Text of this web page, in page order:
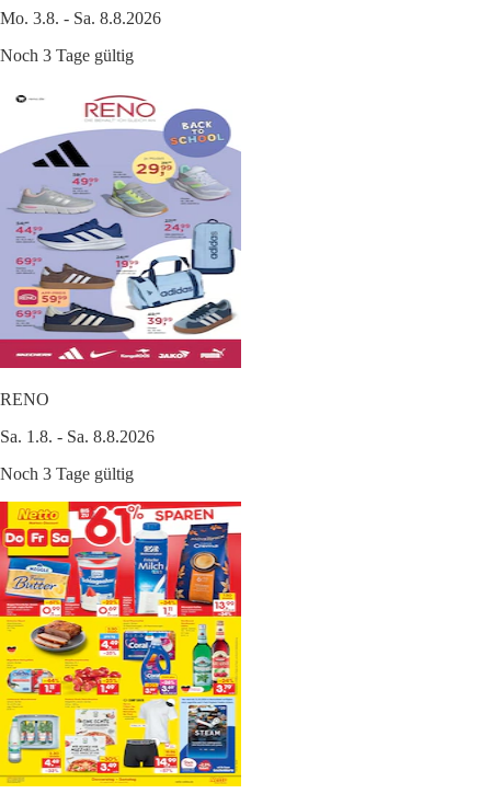
Mo. 3.8. - Sa. 8.8.2026
Noch 3 Tage gültig
RENO
Sa. 1.8. - Sa. 8.8.2026
Noch 3 Tage gültig